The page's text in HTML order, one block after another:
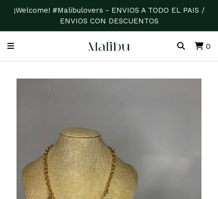
¡Welcome! #Malibulovers - ENVIOS A TODO EL PAIS /
ENVIOS CON DESCUENTOS
0